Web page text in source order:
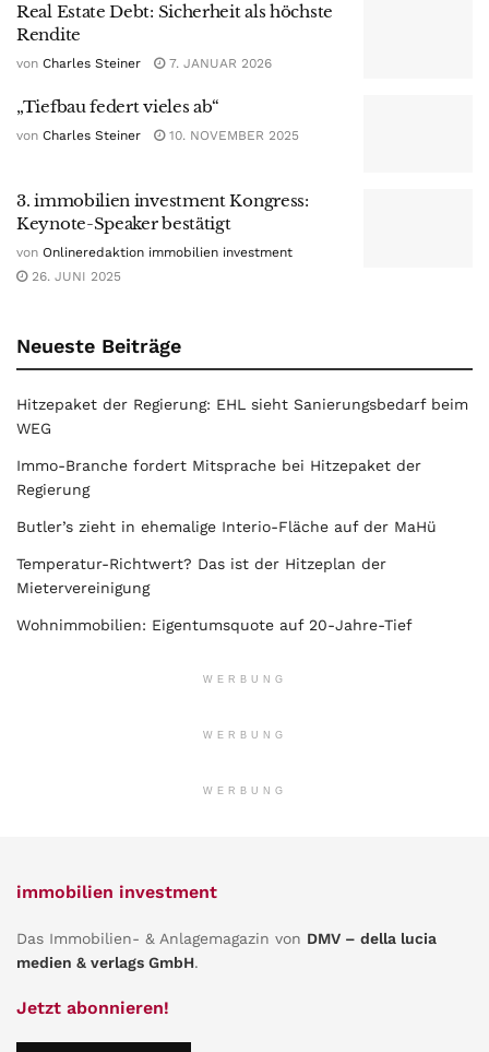
Real Estate Debt: Sicherheit als höchste
Rendite
von Charles Steiner 7. JANUAR 2026
„Tiefbau federt vieles ab“
von Charles Steiner 10. NOVEMBER 2025
3. immobilien investment Kongress:
Keynote-Speaker bestätigt
von Onlineredaktion immobilien investment
26. JUNI 2025
Neueste Beiträge
Hitzepaket der Regierung: EHL sieht Sanierungsbedarf beim
WEG
Immo-Branche fordert Mitsprache bei Hitzepaket der
Regierung
Butler’s zieht in ehemalige Interio-Fläche auf der MaHü
Temperatur-Richtwert? Das ist der Hitzeplan der
Mietervereinigung
Wohnimmobilien: Eigentumsquote auf 20-Jahre-Tief
WERBUNG
WERBUNG
WERBUNG
immobilien investment
Das Immobilien- & Anlagemagazin von DMV – della lucia
medien & verlags GmbH.
Jetzt abonnieren!